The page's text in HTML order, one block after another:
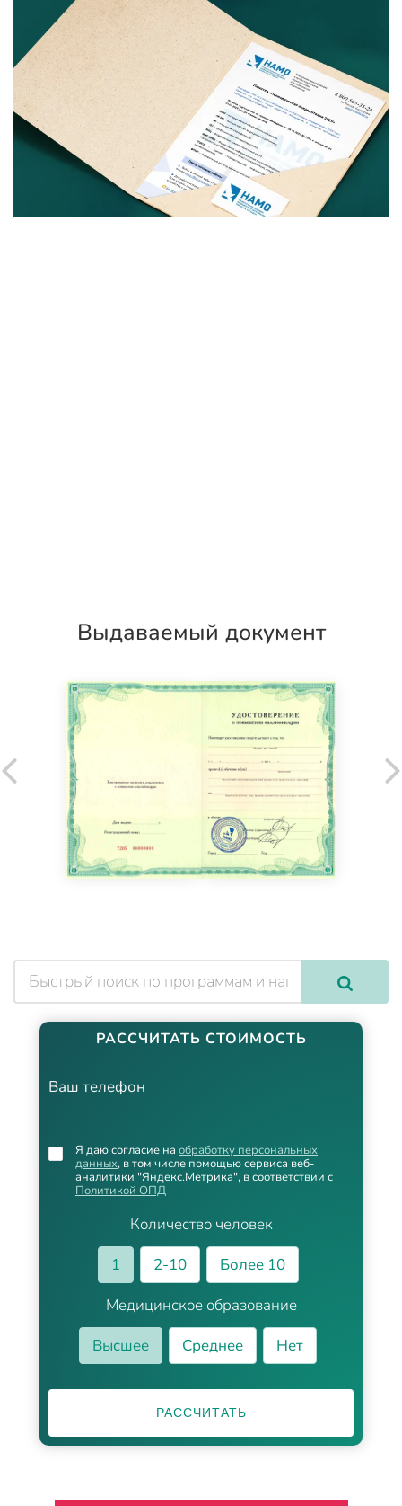
Выдаваемый документ
РАССЧИТАТЬ СТОИМОСТЬ
Ваш телефон
Количество человек
1
2-10
Более 10
Медицинское образование
Высшее
Среднее Нет
Я даю согласие на обработку персональных
данных, в том числе помощью сервиса веб-
аналитики "Яндекс.Метрика", в соответствии с
Политикой ОПД
РАССЧИТАТЬ